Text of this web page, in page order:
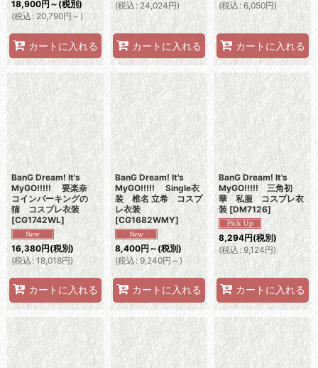
18,900円～(税別)
(税込: 20,790円～)
カートに入れる
(税込: 24,024円)
カートに入れる
(税込: 6,050円)
カートに入れる
BanG Dream! It's
MyGO!!!!! 要楽奈
コインパーキングの
猫 コスプレ衣装
[CG1742WL]
16,380円(税別)
(税込: 18,018円)
カートに入れる
BanG Dream! It's
MyGO!!!!! Single衣
装 椎名 立希 コスプ
レ衣装
[CG1682WMY]
8,400円 ～(税別)
(税込: 9,240円～)
カートに入れる
BanG Dream! It's
MyGO!!!!! 三角初
華 私服 コスプレ衣
装 [DM7126]
8,294円(税別)
(税込: 9,124円)
カートに入れる